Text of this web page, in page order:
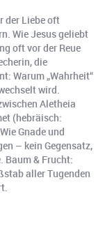
der Liebe oft
Wie Jesus geliebt
oft vor der Reue
die
Warum „Wahrheit“
wird.
Aletheia
(hebräisch:
Gnade und
– kein Gegensatz,
Baum & Frucht:
aller Tugenden